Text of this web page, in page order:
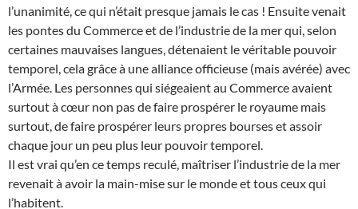
l’unanimité, ce qui n’était presque jamais le cas ! Ensuite venait
les pontes du Commerce et de l’industrie de la mer qui, selon
certaines mauvaises langues, détenaient le véritable pouvoir
temporel, cela grâce à une alliance officieuse (mais avérée) avec
l’Armée. Les personnes qui siégeaient au Commerce avaient
surtout à cœur non pas de faire prospérer le royaume mais
surtout, de faire prospérer leurs propres bourses et assoir
chaque jour un peu plus leur pouvoir temporel.
Il est vrai qu’en ce temps reculé, maîtriser l’industrie de la mer
revenait à avoir la main-mise sur le monde et tous ceux qui
l’habitent.